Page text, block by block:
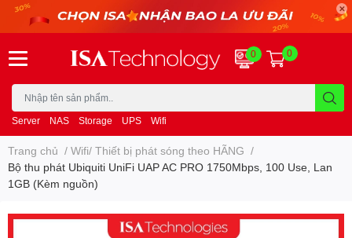
Server NAS Storage UPS Wifi
0 0
Trang chủ / Wifi/ Thiết bị phát sóng theo HÃNG /
Bộ thu phát Ubiquiti UniFi UAP AC PRO 1750Mbps, 100 Use, Lan
1GB (Kèm nguồn)